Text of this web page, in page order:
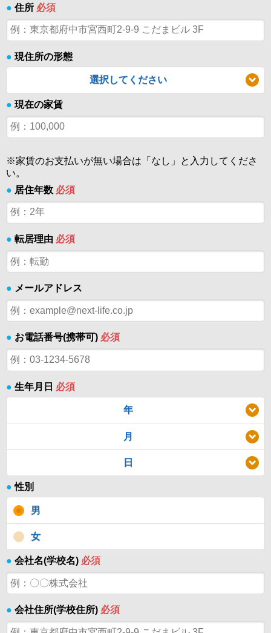
● 住所 必須
● 現住所の形態
選択してください
● 現在の家賃
※家賃のお支払いが無い場合は「なし」と入力してくださ
い。
● 居住年数 必須
● 転居理由 必須
● メールアドレス
● お電話番号(携帯可) 必須
● 生年月日 必須
年
月
日
● 性別
男
女
● 会社名(学校名) 必須
● 会社住所(学校住所) 必須